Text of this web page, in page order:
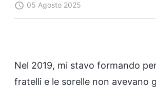
05 Agosto 2025
Nel 2019, mi stavo formando
fratelli e le sorelle non avevano